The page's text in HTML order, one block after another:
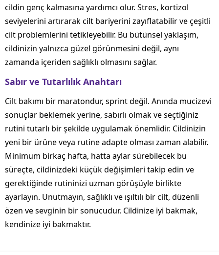
cildin genç kalmasına yardımcı olur. Stres, kortizol
seviyelerini artırarak cilt bariyerini zayıflatabilir ve çeşitli
cilt problemlerini tetikleyebilir. Bu bütünsel yaklaşım,
cildinizin yalnızca güzel görünmesini değil, aynı
zamanda içeriden sağlıklı olmasını sağlar.
Sabır ve Tutarlılık Anahtarı
Cilt bakımı bir maratondur, sprint değil. Anında mucizevi
sonuçlar beklemek yerine, sabırlı olmak ve seçtiğiniz
rutini tutarlı bir şekilde uygulamak önemlidir. Cildinizin
yeni bir ürüne veya rutine adapte olması zaman alabilir.
Minimum birkaç hafta, hatta aylar sürebilecek bu
süreçte, cildinizdeki küçük değişimleri takip edin ve
gerektiğinde rutininizi uzman görüşüyle birlikte
ayarlayın. Unutmayın, sağlıklı ve ışıltılı bir cilt, düzenli
özen ve sevginin bir sonucudur. Cildinize iyi bakmak,
kendinize iyi bakmaktır.